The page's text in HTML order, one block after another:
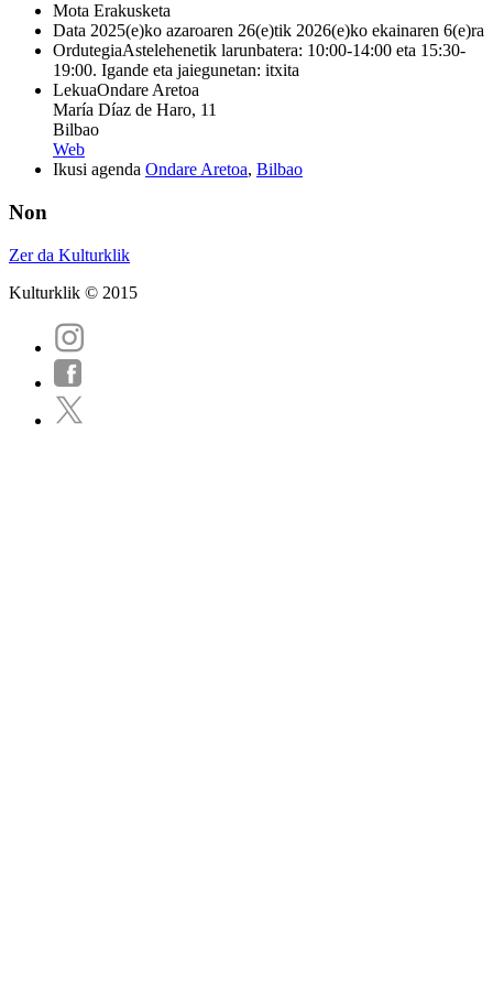
Mota Erakusketa
Data 2025(e)ko azaroaren 26(e)tik 2026(e)ko ekainaren 6(e)ra
OrdutegiaAstelehenetik larunbatera: 10:00-14:00 eta 15:30-
19:00. Igande eta jaiegunetan: itxita
LekuaOndare Aretoa
María Díaz de Haro, 11
Bilbao
Web
Ikusi agenda Ondare Aretoa, Bilbao
Non
Zer da Kulturklik
Kulturklik © 2015